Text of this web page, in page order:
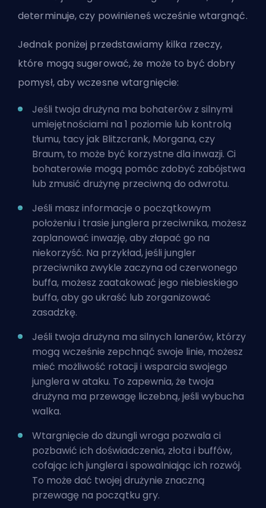
determinuje, czy powinieneś wcześnie wtargnąć.
Jednak poniżej przedstawiamy kilka rzeczy,
które mogą sugerować, że może to być dobry
pomysł, aby wczesne wtargnięcie:
Jeśli twoja drużyna ma bohaterów z silnymi
umiejętnościami na 1 poziomie lub kontrolą
tłumu, tacy jak Blitzcrank, Morgana, czy
Braum, to może być korzystne dla inwazji. Ci
bohaterowie mogą pomóc zdobyć zabójstwa
lub zmusić drużynę przeciwną do odwrotu.
Jeśli masz informacje o początkowym
położeniu i trasie junglera przeciwnika, możesz
zaplanować inwazję, aby złapać go na
niekorzyść. Na przykład, jeśli jungler
przeciwnika zwykle zaczyna od czerwonego
buffa, możesz zaatakować jego niebieskiego
buffa, aby go ukraść lub zorganizować
zasadzkę.
Jeśli twoja drużyna ma silnych lanerów, którzy
mogą wcześnie zepchnąć swoje linie, możesz
mieć możliwość rotacji i wsparcia swojego
junglera w ataku. To zapewnia, że twoja
drużyna ma przewagę liczebną, jeśli wybucha
walka.
Wtargnięcie do dżungli wroga pozwala ci
pozbawić ich doświadczenia, złota i buffów,
cofając ich junglera i spowalniając ich rozwój.
To może dać twojej drużynie znaczną
przewagę na początku gry.